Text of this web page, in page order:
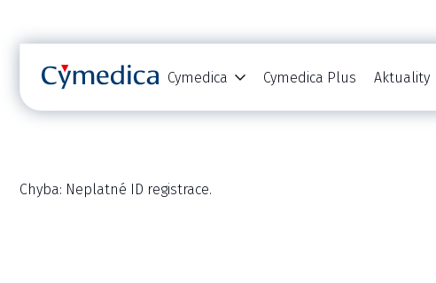
Cymedica Cymedica Plus Aktuality
Chyba: Neplatné ID registrace.